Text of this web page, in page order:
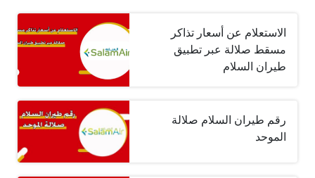
الاستعلام عن أسعار تذاكر
مسقط صلالة عبر تطبيق
طيران السلام
رقم طيران السلام صلالة
الموحد